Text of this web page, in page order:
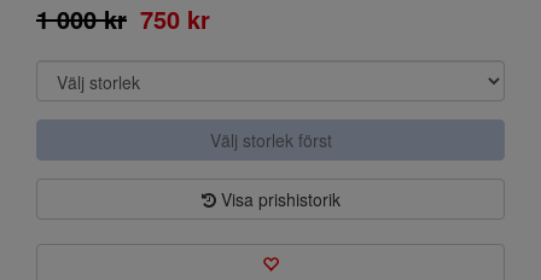
1 000 kr 750 kr
Välj storlek först
Visa prishistorik